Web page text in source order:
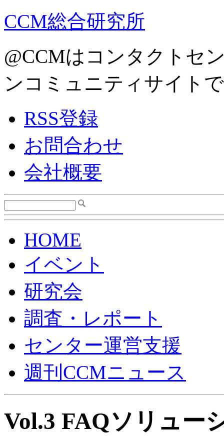
CCM総合研究所
@CCMはコンタクトセ
ンコミュニティサイト
RSS登録
お問合わせ
会社概要
HOME
イベント
研究会
調査・レポート
センター運営支援
週刊CCMニュース
Vol.3 FAQソリュー